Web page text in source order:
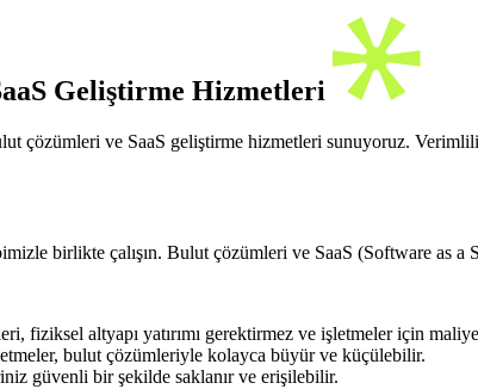
Geliştirme Hizmetleri
çözümleri ve SaaS geliştirme hizmetleri sunuyoruz.
birlikte çalışın. Bulut çözümleri ve SaaS (Software as
fiziksel altyapı yatırımı gerektirmez ve işletmeler için
bulut çözümleriyle kolayca büyür ve küçülebilir.
güvenli bir şekilde saklanır ve erişilebilir.